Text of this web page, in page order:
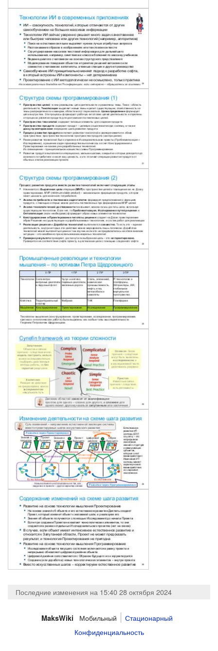
Последние изменения на 15:40 28 октября 2024
MaksWiki Мобильный
Стационарный
Конфиденциальность